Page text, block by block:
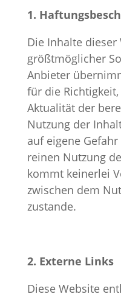
1.
Die Inhalte
größtmöglicher
Anbieter
für die
Aktualität der
Nutzung der
auf eigene
reinen Nutzung
kommt keinerlei
zwischen dem
zustande.
2. Externe Links
Diese Website